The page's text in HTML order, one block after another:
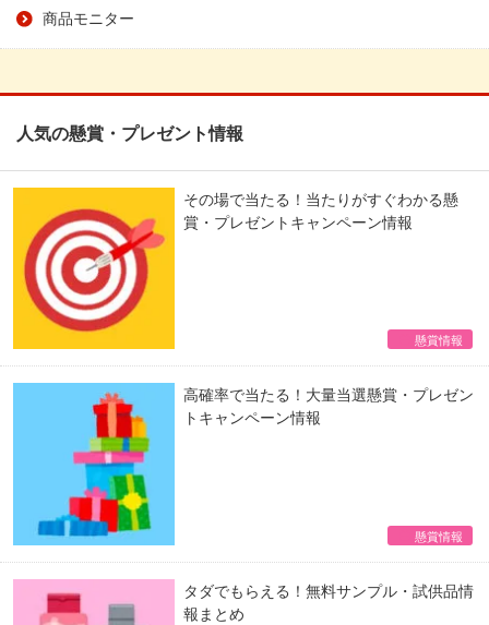
商品モニター
人気の懸賞・プレゼント情報
その場で当たる！当たりがすぐわかる懸
賞・プレゼントキャンペーン情報
懸賞情報
高確率で当たる！大量当選懸賞・プレゼン
トキャンペーン情報
懸賞情報
タダでもらえる！無料サンプル・試供品情
報まとめ